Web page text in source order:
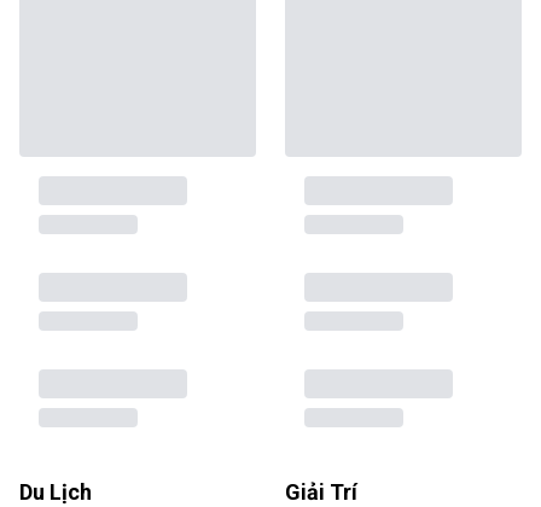
Du Lịch Giải Trí